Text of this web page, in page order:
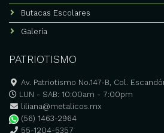
Butacas Escolares
Galería
PATRIOTISMO
Av. Patriotismo No.147-B, Col.
LUN - SAB: 10:00am - 7:00pm
liliana@metalicos.mx
(56) 1463-2964
55-1204-5357